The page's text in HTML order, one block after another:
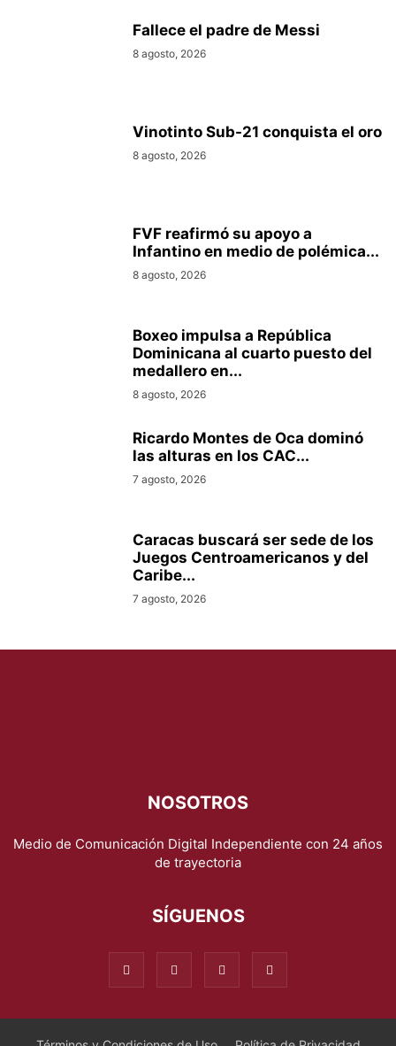
Fallece el padre de Messi
8 agosto, 2026
Vinotinto Sub-21 conquista el oro
8 agosto, 2026
FVF reafirmó su apoyo a
Infantino en medio de polémica...
8 agosto, 2026
Boxeo impulsa a República
Dominicana al cuarto puesto del
medallero en...
8 agosto, 2026
Ricardo Montes de Oca dominó
las alturas en los CAC...
7 agosto, 2026
Caracas buscará ser sede de los
Juegos Centroamericanos y del
Caribe...
7 agosto, 2026
NOSOTROS
Medio de Comunicación Digital Independiente con 24 años
de trayectoria
SÍGUENOS